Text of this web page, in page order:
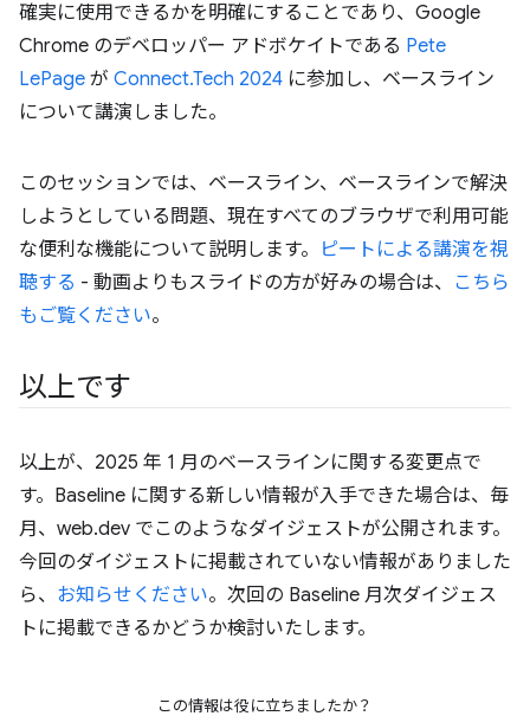
確実に使用できるかを明確にすることであり、Google
Chrome のデベロッパー アドボケイトである Pete
LePage が Connect.Tech 2024 に参加し、ベースライン
について講演しました。
このセッションでは、ベースライン、ベースラインで解決
しようとしている問題、現在すべてのブラウザで利用可能
な便利な機能について説明します。
ピートによる講演を視
聴する - 動画よりもスライドの方が好みの場合は、 こちら
もご覧ください。
以上です
以上が、2025 年 1 月のベースラインに関する変更点で
す。Baseline に関する新しい情報が入手できた場合は、毎
月、web.dev でこのようなダイジェストが公開されます。
今回のダイジェストに掲載されていない情報がありました
ら、 お知らせください。次回の Baseline 月次ダイジェス
トに掲載できるかどうか検討いたします。
この情報は役に立ちましたか？